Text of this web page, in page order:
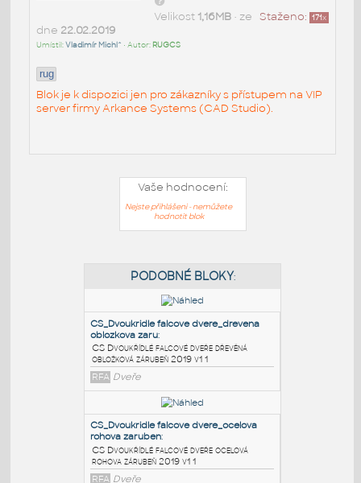
Staženo: 171x
Velikost 1,16MB• ze
dne 22.02.2019
Umístil:Vladimír Michl^ • Autor: RUGCS
rug
Blok je k dispozici jen pro zákazníky s přístupem na VIP
server firmy Arkance Systems (CAD Studio).
Vaše hodnocení:
Nejste přihlášeni - nemůžete
hodnotit blok
PODOBNÉ BLOKY
CS_Dvoukridle falcove dvere_drevena
oblozkova zaru